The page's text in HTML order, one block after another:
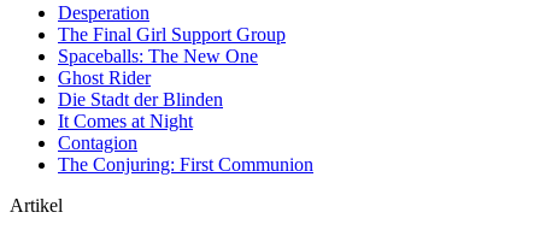
Desperation
The Final Girl Support Group
Spaceballs: The New One
Ghost Rider
Die Stadt der Blinden
It Comes at Night
Contagion
The Conjuring: First Communion
Artikel